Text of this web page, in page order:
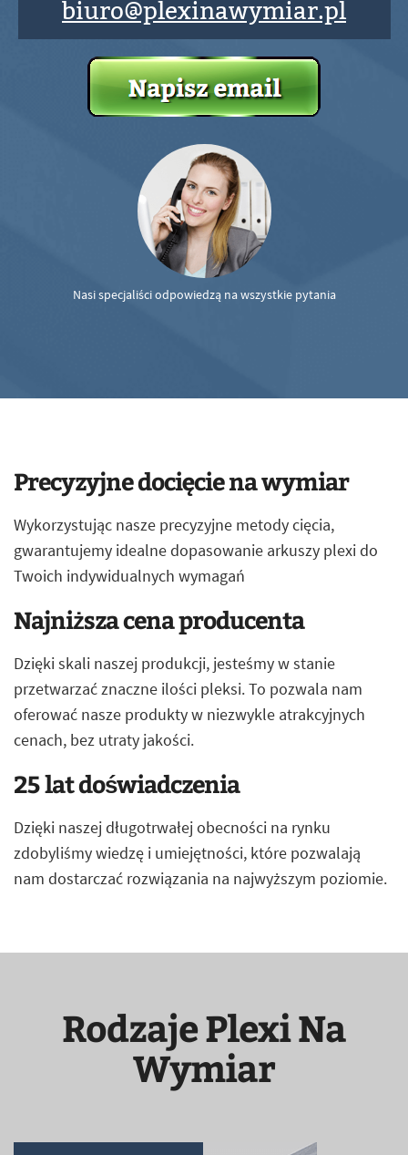
biuro@plexinawymiar.pl
Nasi specjaliści odpowiedzą na wszystkie pytania
Precyzyjne docięcie na wymiar
Wykorzystując nasze precyzyjne metody cięcia,
gwarantujemy idealne dopasowanie arkuszy plexi do
Twoich indywidualnych wymagań
Najniższa cena producenta
Dzięki skali naszej produkcji, jesteśmy w stanie
przetwarzać znaczne ilości pleksi. To pozwala nam
oferować nasze produkty w niezwykle atrakcyjnych
cenach, bez utraty jakości.
25 lat doświadczenia
Dzięki naszej długotrwałej obecności na rynku
zdobyliśmy wiedzę i umiejętności, które pozwalają
nam dostarczać rozwiązania na najwyższym poziomie.
Rodzaje Plexi Na
Wymiar